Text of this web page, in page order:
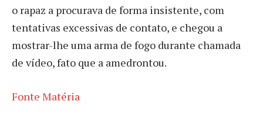
o rapaz a procurava de forma insistente, com
tentativas excessivas de contato, e chegou a
mostrar-lhe uma arma de fogo durante chamada
de vídeo, fato que a amedrontou.
Fonte Matéria